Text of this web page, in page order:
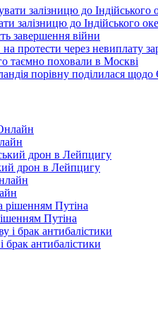
залізницю до Індійського
завершення війни
протести через невиплату
таємно поховали в Москві
порівну поділилася
дрон в Лейпцигу
Путіна
антибалістики